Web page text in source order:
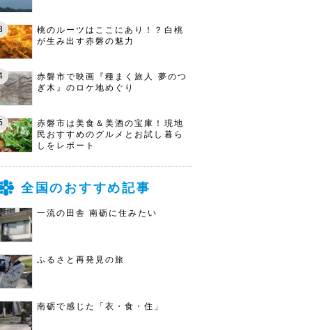
桃のルーツはここにあり！？白桃
が生み出す赤磐の魅力
赤磐市で映画『種まく旅人 夢のつ
ぎ木』のロケ地めぐり
赤磐市は美食＆美酒の宝庫！現地
民おすすめのグルメとお試し暮ら
しをレポート
全国のおすすめ記事
一流の田舎 南砺に住みたい
ふるさと再発見の旅
南砺で感じた「衣・食・住」